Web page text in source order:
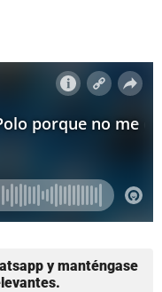
y manténgase